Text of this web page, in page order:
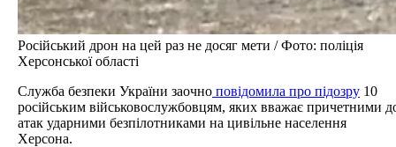
Російський дрон на цей раз не досяг мети / Фото: поліція
Херсонської області
Служба безпеки України заочно повідомила про підозру 10
російським військовослужбовцям, яких вважає причетними
атак ударними безпілотниками на цивільне населення
Херсона.